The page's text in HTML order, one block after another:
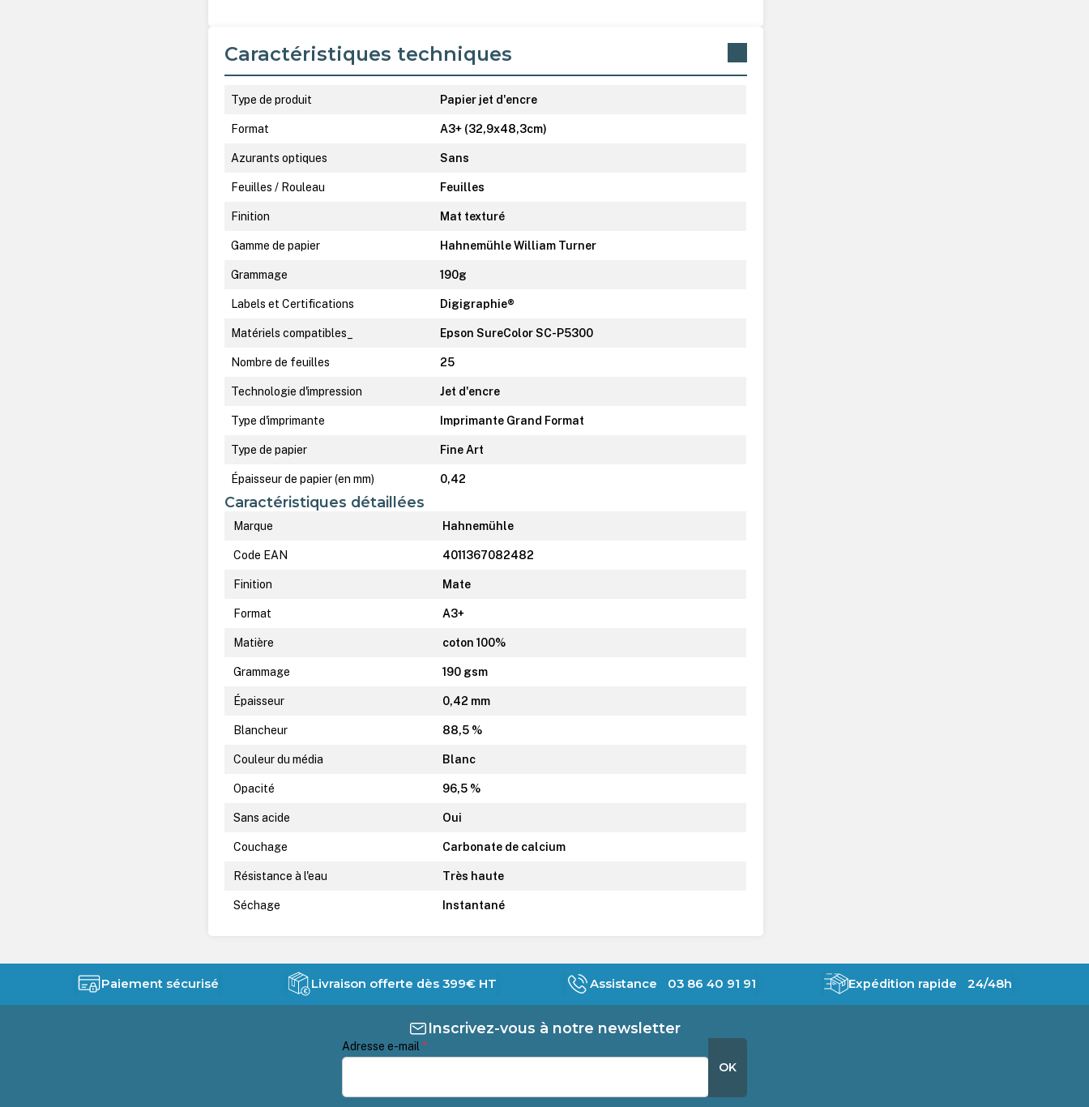
Caractéristiques techniques
Type de produit Papier jet d'encre
Format A3+ (32,9x48,3cm)
Azurants optiques Sans
Feuilles / Rouleau Feuilles
Finition Mat texturé
Gamme de papier Hahnemühle William Turner
Grammage 190g
Labels et Certifications Digigraphie®
Matériels compatibles_ Epson SureColor SC-P5300
Nombre de feuilles 25
Technologie d'impression Jet d'encre
Type d'imprimante Imprimante Grand Format
Type de papier Fine Art
Épaisseur de papier (en mm) 0,42
Caractéristiques détaillées
Marque Hahnemühle
Code EAN 4011367082482
Finition Mate
Format A3+
Matière coton 100%
Grammage 190 gsm
Épaisseur 0,42 mm
Blancheur 88,5 %
Couleur du média Blanc
Opacité 96,5 %
Sans acide Oui
Couchage Carbonate de calcium
Résistance à l'eau Très haute
Séchage Instantané
Paiement sécurisé Livraison offerte dès 399€ HT Assistance 03 86 40 91 91 Expédition rapide 24/48h
Inscrivez-vous à notre newsletter
Adresse e-mail *
OK